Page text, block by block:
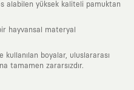
alabilen yüksek kaliteli pamuktan
hayvansal materyal
kullanılan boyalar, uluslararası
tamamen zararsızdır.